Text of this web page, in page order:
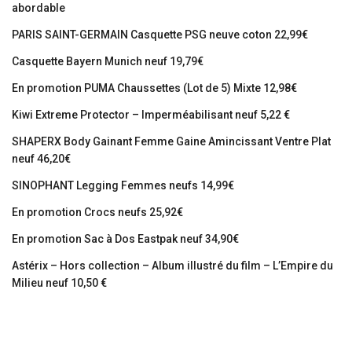
abordable
PARIS SAINT-GERMAIN Casquette PSG neuve coton 22,99€
Casquette Bayern Munich neuf 19,79€
En promotion PUMA Chaussettes (Lot de 5) Mixte 12,98€
Kiwi Extreme Protector – Imperméabilisant neuf 5,22 €
SHAPERX Body Gainant Femme Gaine Amincissant Ventre Plat
neuf 46,20€
SINOPHANT Legging Femmes neufs 14,99€
En promotion Crocs neufs 25,92€
En promotion Sac à Dos Eastpak neuf 34,90€
Astérix – Hors collection – Album illustré du film – L’Empire du
Milieu neuf 10,50 €